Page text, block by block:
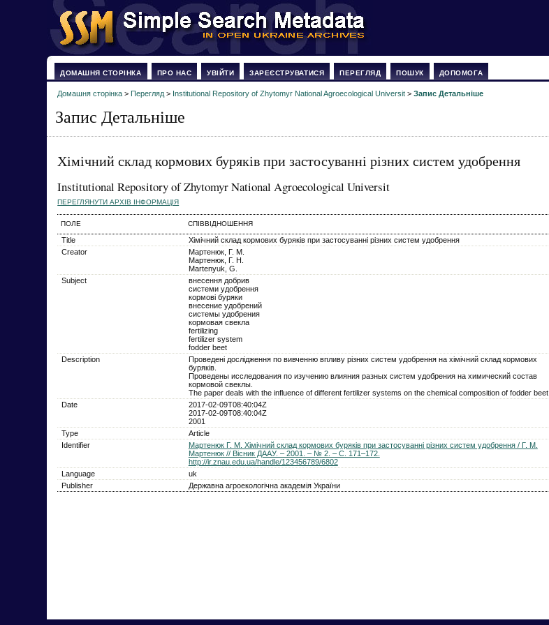
ДОМАШНЯ СТОРІНКА ПРО НАС УВІЙТИ ЗАРЕЄСТРУВАТИСЯ ПЕРЕГЛЯД ПОШУК ДОПОМОГА
Домашня сторінка >Перегляд > Institutional Repository of Zhytomyr National Agroecological Universit >Запис Детальніше
Запис Детальніше
Хімічний склад кормових буряків при застосуванні різних систем удобрення
Institutional Repository of Zhytomyr National Agroecological Universit
ПЕРЕГЛЯНУТИ АРХІВ ІНФОРМАЦІЯ
ПОЛЕ СПІВВІДНОШЕННЯ
Title
Хімічний склад кормових буряків при застосуванні різних систем удобрення
Creator
Мартенюк, Г. М.
Мартенюк, Г. Н.
Martenyuk, G.
Subject
внесення добрив
системи удобрення
кормові буряки
внесение удобрений
системы удобрения
кормовая свекла
fertilizing
fertilizer system
fodder beet
Description
Проведені дослідження по вивченню впливу різних систем удобрення на хімічний склад кормових
буряків.
Проведены исследования по изучению влияния разных систем удобрения на химический состав
кормовой свеклы.
The paper deals with the influence of different fertilizer systems on the chemical composition of fodder beet.
Date
2017-02-09T08:40:04Z
2017-02-09T08:40:04Z
2001
Type
Article
Identifier
Мартенюк Г. М. Хімічний склад кормових буряків при застосуванні різних систем удобрення / Г. М.
Мартенюк // Вісник ДААУ. – 2001. – № 2. – С. 171–172.
http://ir.znau.edu.ua/handle/123456789/6802
Language
uk
Publisher
Державна агроекологічна академія України